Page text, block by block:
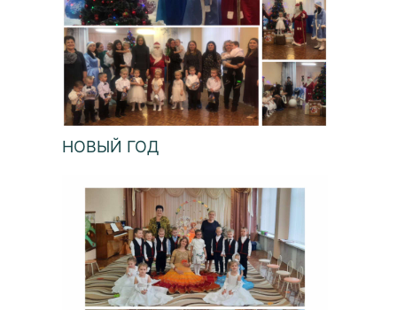
НОВЫЙ ГОД